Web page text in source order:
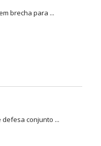
brecha para ...
conjunto ...